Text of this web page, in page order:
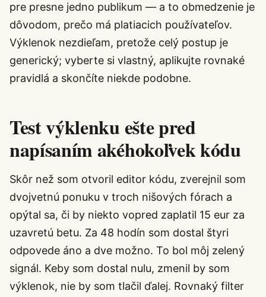
pre presne jedno publikum — a to obmedzenie je
dôvodom, prečo má platiacich používateľov.
Výklenok nezdieľam, pretože celý postup je
generický; vyberte si vlastný, aplikujte rovnaké
pravidlá a skončíte niekde podobne.
Test výklenku ešte pred
napísaním akéhokoľvek kódu
Skôr než som otvoril editor kódu, zverejnil som
dvojvetnú ponuku v troch nišových fórach a
opýtal sa, či by niekto vopred zaplatil 15 eur za
uzavretú betu. Za 48 hodín som dostal štyri
odpovede áno a dve možno. To bol môj zelený
signál. Keby som dostal nulu, zmenil by som
výklenok, nie by som tlačil ďalej. Rovnaký filter